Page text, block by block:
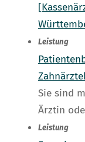
Leistung
Sie sind
Ärztin
Leistung